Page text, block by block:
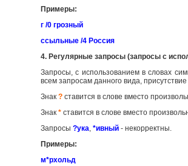
Примеры:
г /0 грозный
ссыльные /4 Россия
4. Регулярные запросы (запросы с
Запросы, с использованием в словах
всем запросам данного вида,
Знак? ставится в слове вместо
Знак* ставится в слове вместо
Запросы?ука,*ивный - некорректны.
Примеры:
м*рхольд